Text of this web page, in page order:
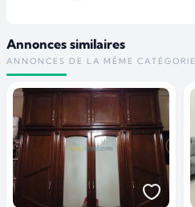
Annonces similaires
ANNONCES DE LA MÊME CATÉGORIE